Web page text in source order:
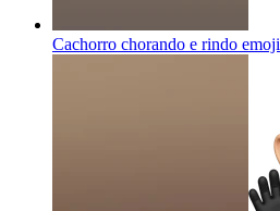
Cachorro chorando e rindo emoji